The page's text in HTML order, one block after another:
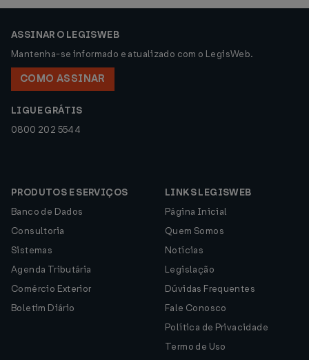
ASSINAR O LEGISWEB
Mantenha-se informado e atualizado com o LegisWeb.
COMO ASSINAR
LIGUE GRÁTIS
0800 202 5544
PRODUTOS E SERVIÇOS
Banco de Dados
Consultoria
Sistemas
Agenda Tributária
Comércio Exterior
Boletim Diário
LINKS LEGISWEB
Página Inicial
Quem Somos
Notícias
Legislação
Dúvidas Frequentes
Fale Conosco
Política de Privacidade
Termo de Uso